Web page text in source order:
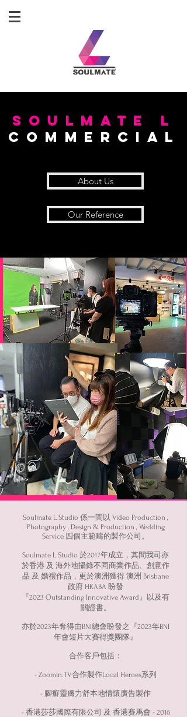
Soulmate l
commercial
About Us
Our Reference
Soulmate L Studio 係一間以 Video Production ,
Photography , Design & Production , Wedding
Service 四個主範疇的製作公司。
Soulmate L Studio 於2017年成立，其間我司亦
於香港 及 海外地攝錄不同商業作品、創意作
品 及 婚禮作品，更於澳洲獲得 澳洲 Brisbane
政府 HKABA 盼發
『2023 Outstanding Innovative Award』以及有
關證書。
亦於2023年奪得由BNI總會盼發之『2023年BNI
年會短片大賽得獎團隊』
合作客戶包括：
- Zoomin.TV合作製作Local Heroes系列
- 腳癬靈膚力舒本地情懷廣告製作
- 香港莎莎國際有限公司 及 香港賽馬會 - 2016